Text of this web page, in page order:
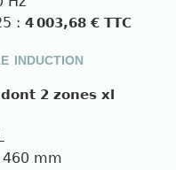
:4 003,68 € TTC
induction
2 zones xl
460 mm